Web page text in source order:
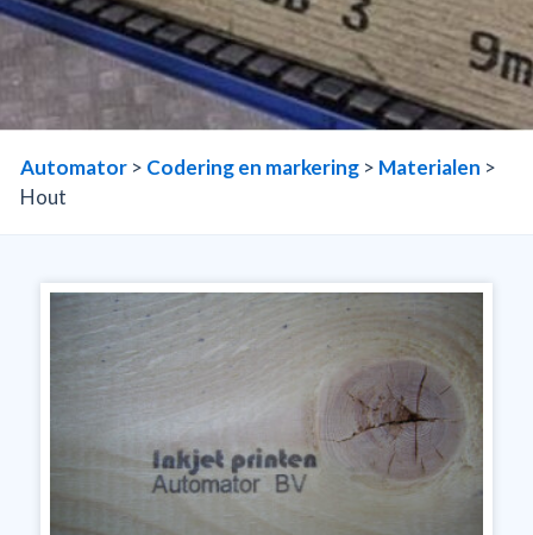
Automator > Codering en markering > Materialen >
Hout